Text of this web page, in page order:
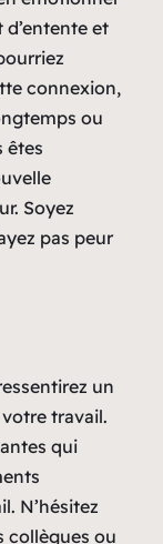
et
connexion,
ou
êtes
Soyez
pas peur
un
travail.
qui
N’hésitez
collègues ou